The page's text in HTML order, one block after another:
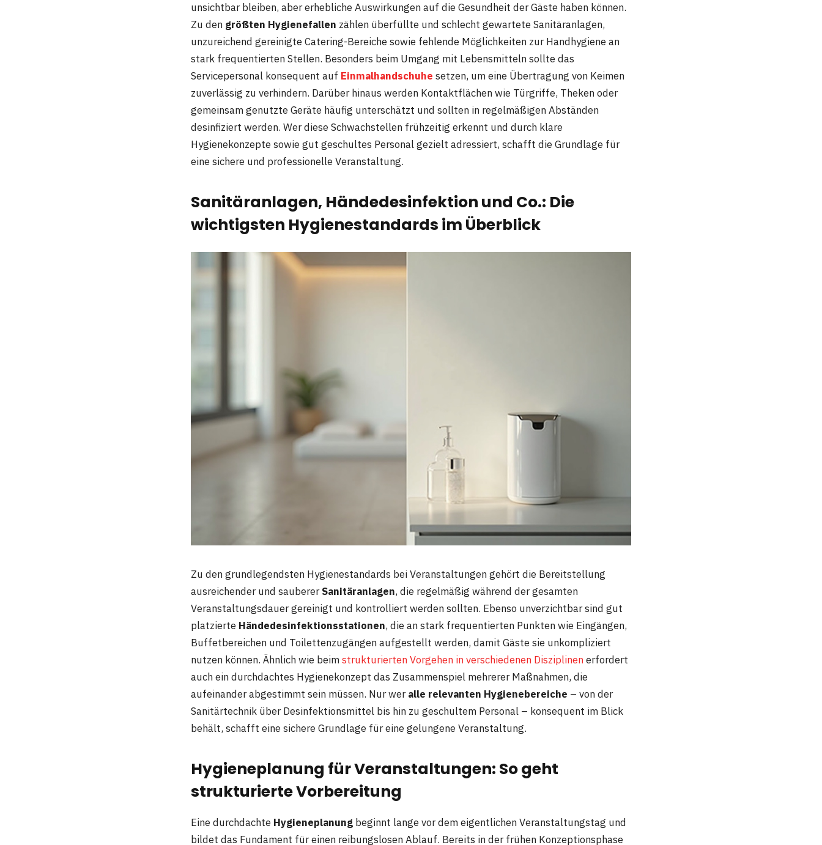
unsichtbar bleiben, aber erhebliche Auswirkungen auf die Gesundheit der Gäste haben können.
Zu den größten Hygienefallen zählen überfüllte und schlecht gewartete Sanitäranlagen,
unzureichend gereinigte Catering-Bereiche sowie fehlende Möglichkeiten zur Handhygiene an
stark frequentierten Stellen. Besonders beim Umgang mit Lebensmitteln sollte das
Servicepersonal konsequent auf Einmalhandschuhe setzen, um eine Übertragung von Keimen
zuverlässig zu verhindern. Darüber hinaus werden Kontaktflächen wie Türgriffe, Theken oder
gemeinsam genutzte Geräte häufig unterschätzt und sollten in regelmäßigen Abständen
desinfiziert werden. Wer diese Schwachstellen frühzeitig erkennt und durch klare
Hygienekonzepte sowie gut geschultes Personal gezielt adressiert, schafft die Grundlage für
eine sichere und professionelle Veranstaltung.
Sanitäranlagen, Händedesinfektion und Co.: Die
wichtigsten Hygienestandards im Überblick
Zu den grundlegendsten Hygienestandards bei Veranstaltungen gehört die Bereitstellung
ausreichender und saubererSanitäranlagen, die regelmäßig während der gesamten
Veranstaltungsdauer gereinigt und kontrolliert werden sollten. Ebenso unverzichtbar sind gut
platzierte Händedesinfektionsstationen, die an stark frequentierten Punkten wie Eingängen,
Buffetbereichen und Toilettenzugängen aufgestellt werden, damit Gäste sie unkompliziert
nutzen können. Ähnlich wie beimstrukturierten Vorgehen in verschiedenen Disziplinenerfordert
auch ein durchdachtes Hygienekonzept das Zusammenspiel mehrerer Maßnahmen, die
aufeinander abgestimmt sein müssen. Nur weralle relevanten Hygienebereiche – von der
Sanitärtechnik über Desinfektionsmittel bis hin zu geschultem Personal – konsequent im Blick
behält, schafft eine sichere Grundlage für eine gelungene Veranstaltung.
Hygieneplanung für Veranstaltungen: So geht
strukturierte Vorbereitung
Eine durchdachte Hygieneplanung beginnt lange vor dem eigentlichen Veranstaltungstag und
bildet das Fundament für einen reibungslosen Ablauf. Bereits in der frühen Konzeptionsphase